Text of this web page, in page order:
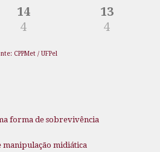
14
4
13
4
CPPMet / UFPel
forma de sobrevivência
manipulação midiática